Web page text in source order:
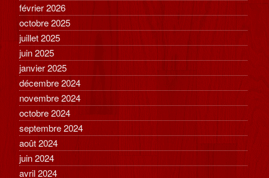
février 2026
octobre 2025
juillet 2025
juin 2025
janvier 2025
décembre 2024
novembre 2024
octobre 2024
septembre 2024
août 2024
juin 2024
avril 2024